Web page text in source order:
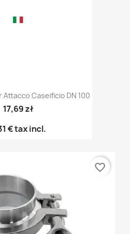
Caseificio DN 100
17,69 zł
€tax incl.
favorite_border